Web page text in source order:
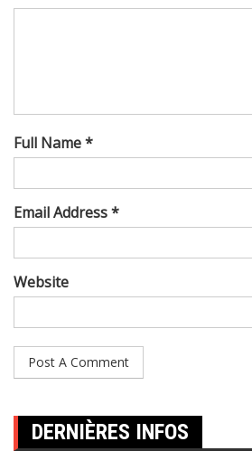
Full Name *
Email Address *
Website
DERNIÈRES INFOS